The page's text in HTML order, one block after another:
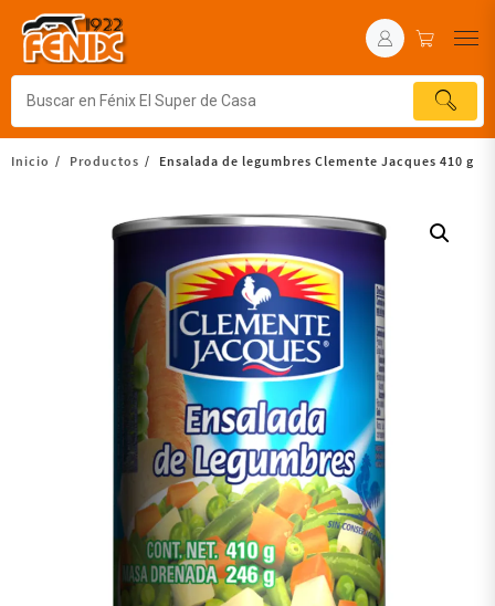
Inicio Productos Ensalada de legumbres Clemente Jacques 410 g